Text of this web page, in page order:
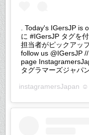
. Today's IGersJP is
に #IGersJP タグを
担当者がピックアッ
follow us @IGersJP
page
タグラマーズジャパ
instagramersJapan